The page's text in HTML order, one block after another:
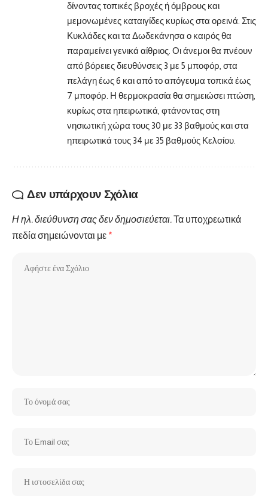
δίνοντας τοπικές βροχές ή όμβρους και
μεμονωμένες καταιγίδες κυρίως στα ορεινά. Στις
Κυκλάδες και τα Δωδεκάνησα ο καιρός θα
παραμείνει γενικά αίθριος. Οι άνεμοι θα πνέουν
από βόρειες διευθύνσεις 3 με 5 μποφόρ, στα
πελάγη έως 6 και από το απόγευμα τοπικά έως
7 μποφόρ. Η θερμοκρασία θα σημειώσει πτώση,
κυρίως στα ηπειρωτικά, φτάνοντας στη
νησιωτική χώρα τους 30 με 33 βαθμούς και στα
ηπειρωτικά τους 34 με 35 βαθμούς Κελσίου.
Δεν υπάρχουν Σχόλια
Η ηλ. διεύθυνση σας δεν δημοσιεύεται.Τα υποχρεωτικά
πεδία σημειώνονται με *